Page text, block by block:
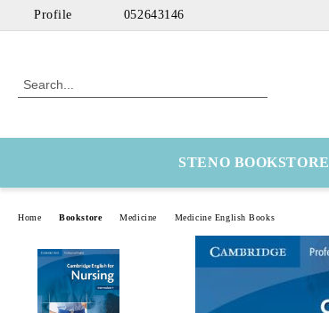
Profile 052643146
STENO BOOKSTORE
Home Bookstore Medicine Medicine English Books